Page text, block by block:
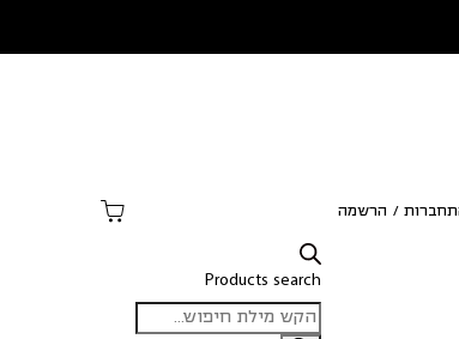
/ הרשמה
Products search